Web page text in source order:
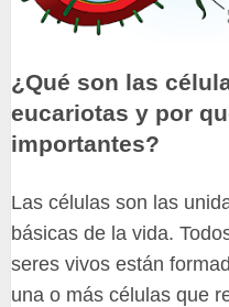
¿Qué son las
eucariotas y por
importantes?
Las células son las
básicas de la vida.
seres vivos están
una o más células que